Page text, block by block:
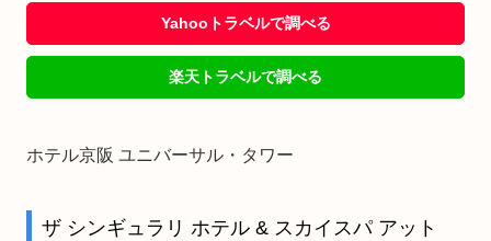
Yahooトラベルで調べる
楽天トラベルで調べる
ホテル京阪 ユニバーサル・タワー
ザ シンギュラリ ホテル & スカイスパ アット